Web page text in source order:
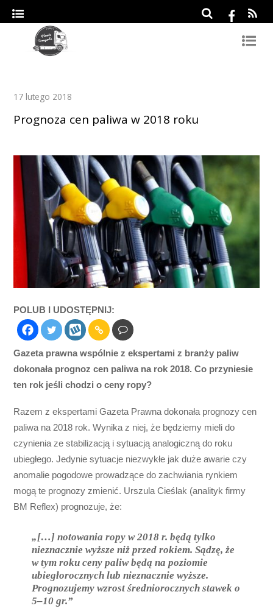
17 lutego 2018
Prognoza cen paliwa w 2018 roku
POLUB I UDOSTĘPNIJ:
Gazeta prawna wspólnie z ekspertami z branży paliw
dokonała prognoz cen paliwa na rok 2018. Co przyniesie
ten rok jeśli chodzi o ceny ropy?
Razem z ekspertami Gazeta Prawna dokonała prognozy cen
paliwa na 2018 rok. Wynika z niej, że będziemy mieli do
czynienia ze stabilizacją i sytuacją analogiczną do roku
ubiegłego. Jedynie sytuacje niezwykłe jak duże awarie czy
anomalie pogodowe prowadzące do zachwiania rynkiem
mogą te prognozy zmienić. Urszula Cieślak (analityk firmy
BM Reflex) prognozuje, że:
„[…] notowania ropy w 2018 r. będą tylko
nieznacznie wyższe niż przed rokiem. Sądzę, że
w tym roku ceny paliw będą na poziomie
ubiegłorocznych lub nieznacznie wyższe.
Prognozujemy wzrost średniorocznych stawek o
5–10 gr.”